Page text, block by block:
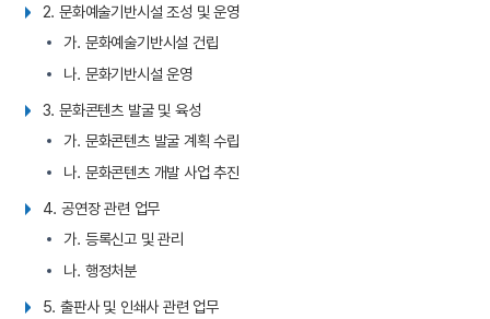
2. 문화예술기반시설 조성 및 운영
가. 문화예술기반시설 건립
나. 문화기반시설 운영
3. 문화콘텐츠 발굴 및 육성
가. 문화콘텐츠 발굴 계획 수립
나. 문화콘텐츠 개발 사업 추진
4. 공연장 관련 업무
가. 등록신고 및 관리
나. 행정처분
5. 출판사 및 인쇄사 관련 업무